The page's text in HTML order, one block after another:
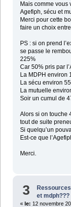
Mais comme vous
Agefiph, sécu et
Merci pour cette
faire un choix
PS : si on prend
se passe le
225%
Car 50% pris par
La MDPH environ
La sécu environ
La mutuelle
Soir un cumul de
Alors si on touche
tout de suite
Si quelqu’un
Est-ce que
Merci.
3
et mdph???
« le: 12 novembre